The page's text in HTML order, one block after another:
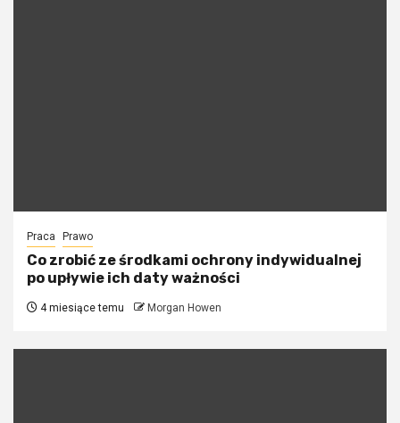
Praca Prawo
Co zrobić ze środkami ochrony indywidualnej
po upływie ich daty ważności
4 miesiące temu Morgan Howen